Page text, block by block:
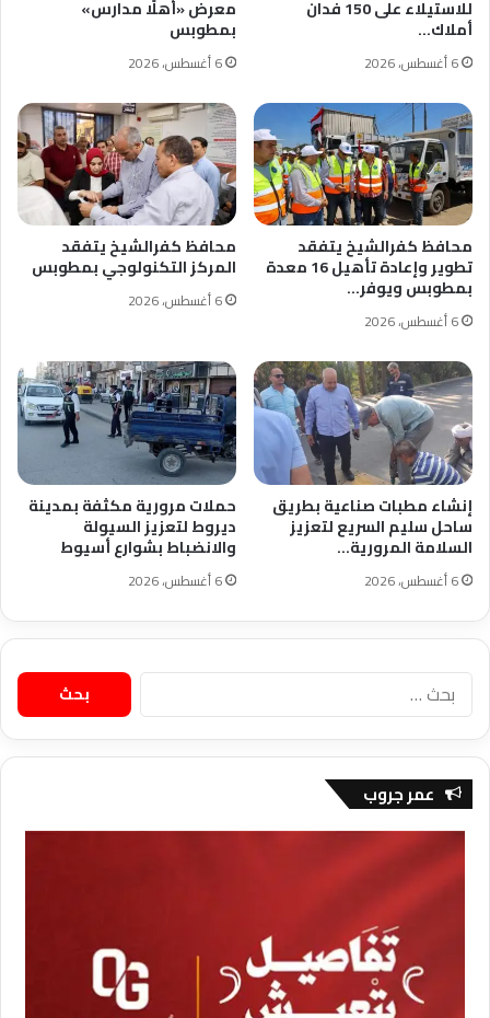
للاستيلاء على 150 فدان
أملاك…
6 أغسطس، 2026
معرض «أهلًا مدارس»
بمطوبس
6 أغسطس، 2026
محافظ كفرالشيخ يتفقد
تطوير وإعادة تأهيل 16 معدة
بمطوبس ويوفر…
6 أغسطس، 2026
محافظ كفرالشيخ يتفقد
المركز التكنولوجي بمطوبس
6 أغسطس، 2026
إنشاء مطبات صناعية بطريق
ساحل سليم السريع لتعزيز
السلامة المرورية…
6 أغسطس، 2026
حملات مرورية مكثفة بمدينة
ديروط لتعزيز السيولة
والانضباط بشوارع أسيوط
6 أغسطس، 2026
البحث
عن:
عمر جروب